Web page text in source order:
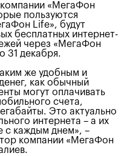
компании «МегаФон
пользуются
Life», будут
бесплатных интернет-
через «МегаФон
31 декабря.
же удобным и
как обычный
могут оплачивать
счета,
Это актуально
интернета – а их
с каждым днем», –
компании «МегаФон